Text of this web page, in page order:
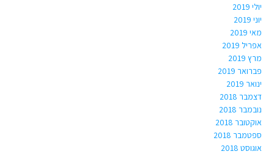
יולי 2019
יוני 2019
מאי 2019
אפריל 2019
מרץ 2019
פברואר 2019
ינואר 2019
דצמבר 2018
נובמבר 2018
אוקטובר 2018
ספטמבר 2018
אוגוסט 2018